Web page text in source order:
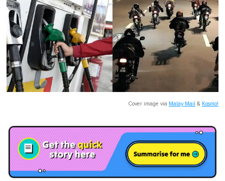
Cover image via Malay Mail & Kosmo!